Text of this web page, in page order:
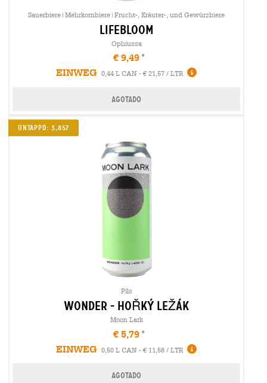
Sauerbiere|Mehrkornbiere|Frucht-, Kräuter-, und Gewürzbiere
lifebloom
Ophiussa
€ 9,49
EINWEG
0,44 L CAN - € 21,57 / LTR
Agotado
Untappd: 3,857
Pils
wonder - hoŘkÝ leŽÁk
Moon Lark
€ 5,79
EINWEG
0,50 L CAN - € 11,58 / LTR
Agotado